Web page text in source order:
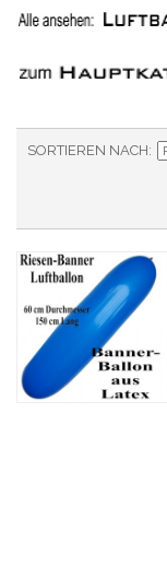
SORTIEREN NACH